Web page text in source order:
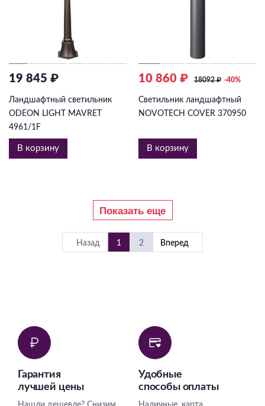
19 845 ₽
Ландшафтный светильник
ODEON LIGHT MAVRET
4961/1F
В корзину
10 860 ₽ 18092₽ -40%
Светильник ландшафтный
NOVOTECH COVER 370950
В корзину
Показать еще
Назад 1 2 Вперед
Гарантия
лучшей цены
Удобные
способы оплаты